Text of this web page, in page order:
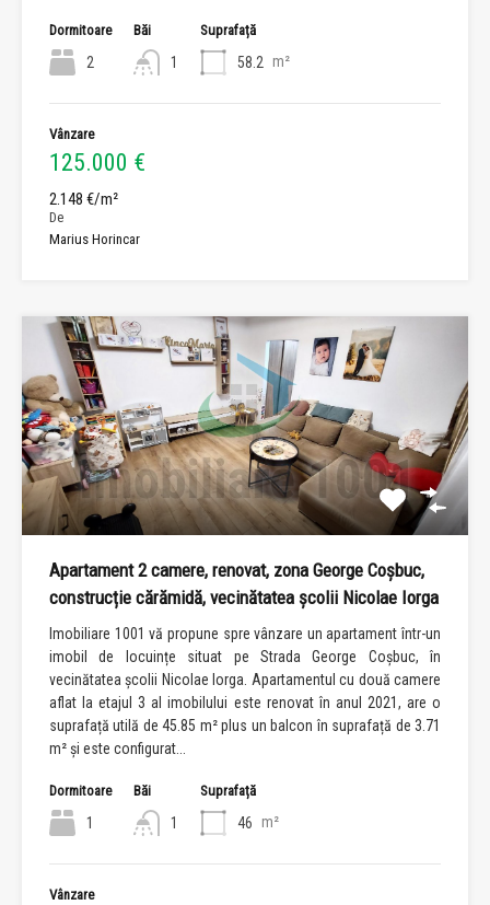
Dormitoare
2
Băi
1
Suprafață
58.2 m²
Vânzare
125.000 €
2.148 €/m²
De
Marius Horincar
Apartament 2 camere, renovat, zona George Coșbuc,
construcție cărămidă, vecinătatea școlii Nicolae Iorga
Imobiliare 1001 vă propune spre vânzare un apartament într-un
imobil de locuințe situat pe Strada George Coșbuc, în
vecinătatea școlii Nicolae Iorga. Apartamentul cu două camere
aflat la etajul 3 al imobilului este renovat în anul 2021, are o
suprafață utilă de 45.85 m² plus un balcon în suprafață de 3.71
m² și este configurat...
Dormitoare
1
Băi
1
Suprafață
46 m²
Vânzare